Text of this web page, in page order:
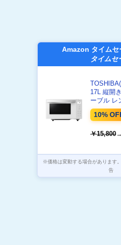
Amazon タイムセ
タイムセ
17L 縦開
ーブル レ
10%
￥15,800→
※価格は変動する場合があります
告